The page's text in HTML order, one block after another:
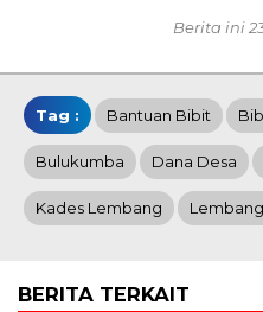
Berita ini
Tag : Bantuan Bibit
Bulukumba Dana Desa
Kades Lembang
BERITA TERKAIT